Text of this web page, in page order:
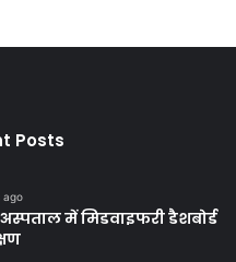
Posts
ago
में मिडवाइफरी डैशबोर्ड